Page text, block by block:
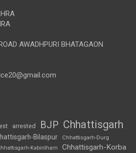
AWADHPURI BHATAGAON
arrested BJP Chhattisgarh
Bilaspur Chhattisgarh-Durg
Kabirdham Chhattisgarh-Korba